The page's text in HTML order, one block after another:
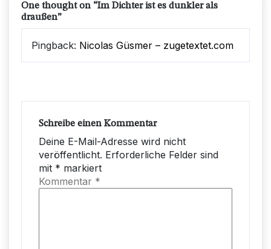
One thought on “Im Dichter ist es dunkler als
draußen”
Pingback: Nicolas Güsmer – zugetextet.com
Schreibe einen Kommentar
Deine E-Mail-Adresse wird nicht
veröffentlicht. Erforderliche Felder sind
mit * markiert
Kommentar *